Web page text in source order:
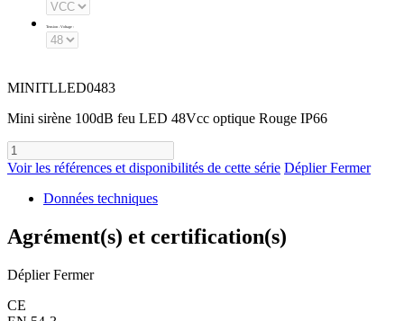
Tension - Voltage :
MINITLLED0483
Mini sirène 100dB feu LED 48Vcc optique Rouge IP66
Voir les références et disponibilités de cette série Déplier Fermer
Données techniques
Agrément(s) et certification(s)
Déplier Fermer
CE